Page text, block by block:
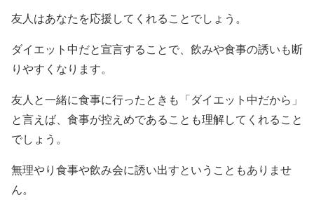
友人はあなたを応援してくれることでしょう。
ダイエット中だと宣言することで、飲みや食事の誘いも断
りやすくなります。
友人と一緒に食事に行ったときも「ダイエット中だから」
と言えば、食事が控えめであることも理解してくれること
でしょう。
無理やり食事や飲み会に誘い出すということもありませ
ん。